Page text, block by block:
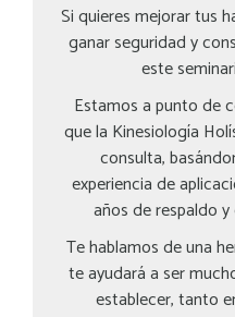
Si quieres mejorar tus
ganar seguridad y
este
Estamos a punto de
que la Kinesiología
consulta,
experiencia de
años de respaldo
Te hablamos de una
te ayudará a ser
establecer, tanto